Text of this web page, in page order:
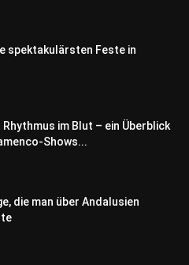
spektakulärsten Feste in
Rhythmus im Blut – ein Überblick
Shows...
die man über Andalusien